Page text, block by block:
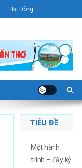
Hội Dòng
TIÊU ĐỀ
Một hành
trình – đầy kỷ